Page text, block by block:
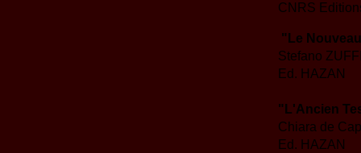
CNRS
"Le
Stefano
Ed. HAZAN
"L'Ancien
Chiara de
Ed. HAZAN